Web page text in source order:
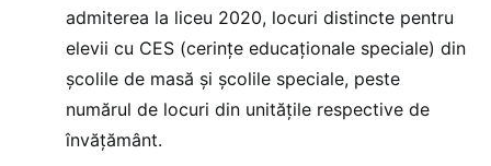
admiterea la liceu 2020, locuri distincte pentru
elevii cu CES (cerințe educaționale speciale) din
școlile de masă și școlile speciale, peste
numărul de locuri din unitățile respective de
învățământ.